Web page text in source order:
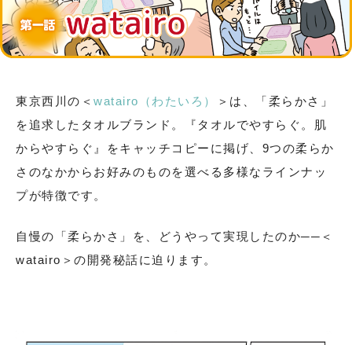
東京西川の＜ watairo（わたいろ）
＞は、「柔らかさ」
を追求したタオルブランド。『タオルでやすらぐ。肌
からやすらぐ』をキャッチコピーに掲げ、9つの柔らか
さのなかからお好みのものを選べる多様なラインナッ
プが特徴です。
自慢の「柔らかさ」を、どうやって実現したのか──＜
watairo＞の開発秘話に迫ります。